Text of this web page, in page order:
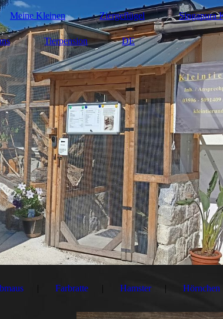
Meine Kleinen Ziergeflügel Singapura
Tierpension DE
Farbratte Hamster Hörnchen